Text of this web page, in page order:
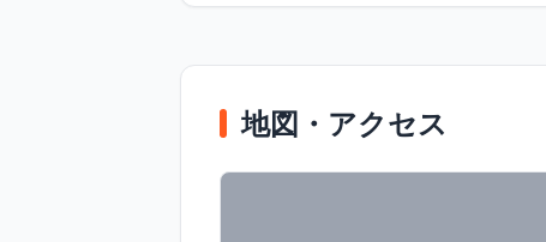
地図・アクセス